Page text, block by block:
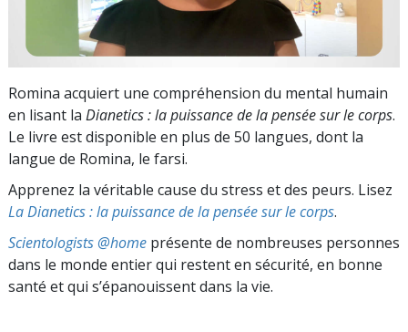
Romina acquiert une compréhension du mental humain
en lisant la Dianetics : la puissance de la pensée sur le corps.
Le livre est disponible en plus de 50 langues, dont la
langue de Romina, le farsi.
Apprenez la véritable cause du stress et des peurs. Lisez
La Dianetics : la puissance de la pensée sur le corps.
Scientologists @home présente de nombreuses personnes
dans le monde entier qui restent en sécurité, en bonne
santé et qui s’épanouissent dans la vie.